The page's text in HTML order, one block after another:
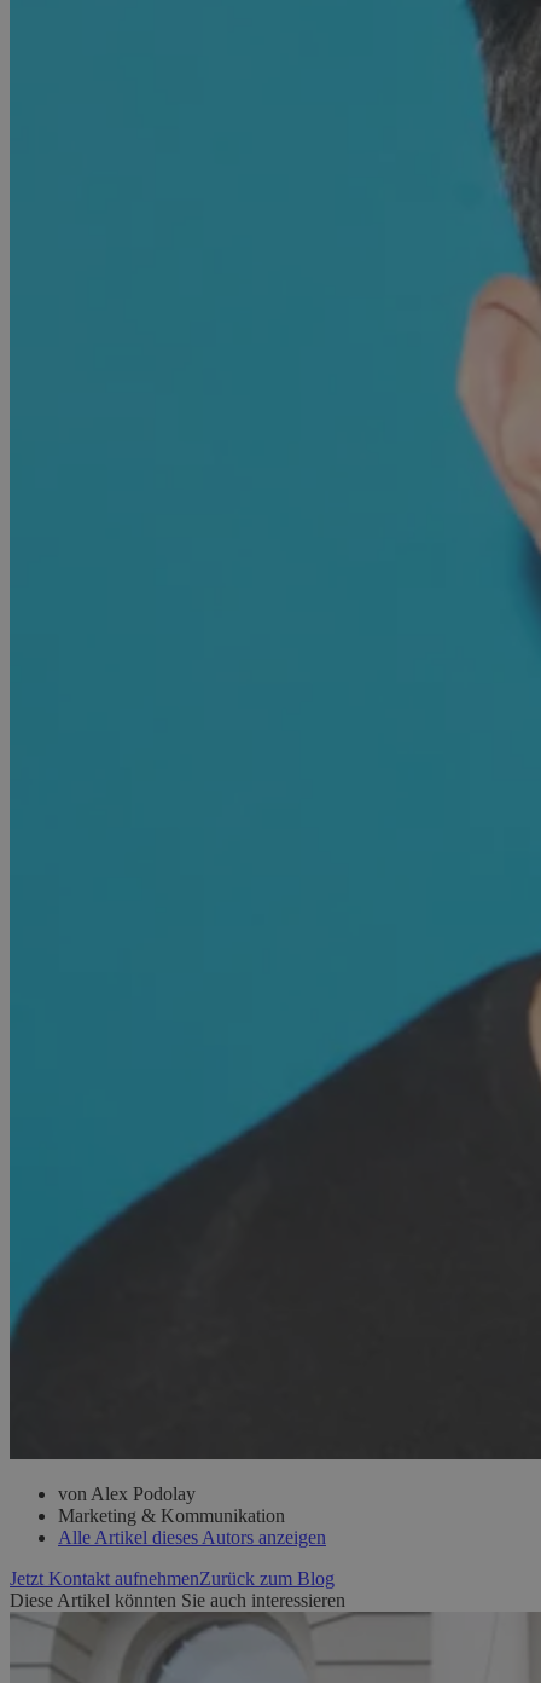
von Alex Podolay
Marketing & Kommunikation
Alle Artikel dieses Autors anzeigen
Jetzt Kontakt aufnehmenZurück zum Blog
Diese Artikel könnten Sie auch interessieren